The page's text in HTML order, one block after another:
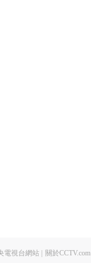
電視台網站 關於CCTV.com